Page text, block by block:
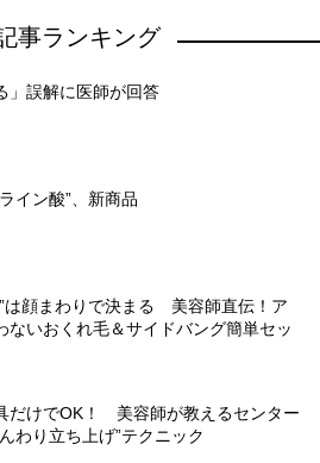
事ランキング
」誤解に医師が回答
イン酸”、新商品
は顔まわりで決まる 美容師直伝！ア
ないおくれ毛＆サイドバング簡単セッ
だけでOK！ 美容師が教えるセンター
わり立ち上げ”テクニック